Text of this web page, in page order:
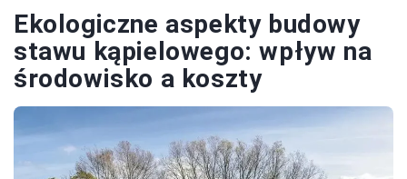
Ekologiczne aspekty budowy
stawu kąpielowego: wpływ na
środowisko a koszty